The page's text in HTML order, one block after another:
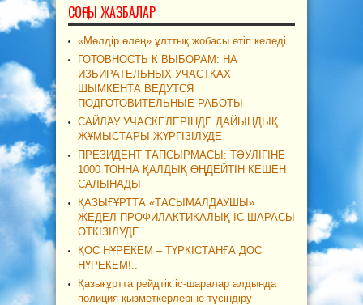
СОҢҒЫ ЖАЗБАЛАР
«Мөлдір өлең» ұлттық жобасы өтіп келеді
ГОТОВНОСТЬ К ВЫБОРАМ: НА
ИЗБИРАТЕЛЬНЫХ УЧАСТКАХ
ШЫМКЕНТА ВЕДУТСЯ
ПОДГОТОВИТЕЛЬНЫЕ РАБОТЫ
САЙЛАУ УЧАСКЕЛЕРІНДЕ ДАЙЫНДЫҚ
ЖҰМЫСТАРЫ ЖҮРГІЗІЛУДЕ
ПРЕЗИДЕНТ ТАПСЫРМАСЫ: ТӘУЛІГІНЕ
1000 ТОННА ҚАЛДЫҚ ӨҢДЕЙТІН КЕШЕН
САЛЫНАДЫ
ҚАЗЫҒҰРТТА «ТАСЫМАЛДАУШЫ»
ЖЕДЕЛ-ПРОФИЛАКТИКАЛЫҚ ІС-ШАРАСЫ
ӨТКІЗІЛУДЕ
ҚОС НҰРЕКЕМ – ТҮРКІСТАНҒА ДОС
НҰРЕКЕМ!..
Қазығұртта рейдтік іс-шаралар алдында
полиция қызметкерлеріне түсіндіру